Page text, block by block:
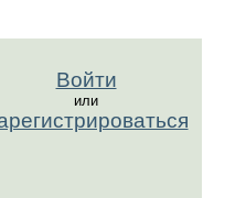
Войти
или